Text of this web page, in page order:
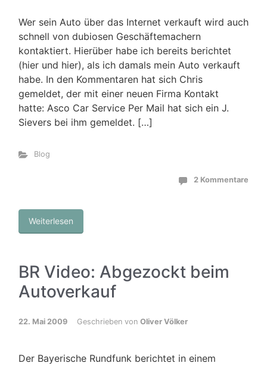
Wer sein Auto über das Internet verkauft wird auch
schnell von dubiosen Geschäftemachern
kontaktiert. Hierüber habe ich bereits berichtet
(hier und hier), als ich damals mein Auto verkauft
habe. In den Kommentaren hat sich Chris
gemeldet, der mit einer neuen Firma Kontakt
hatte: Asco Car Service Per Mail hat sich ein J.
Sievers bei ihm gemeldet. […]
Blog
2 Kommentare
Weiterlesen
BR Video: Abgezockt beim
Autoverkauf
22. Mai 2009 Geschrieben von Oliver Völker
Der Bayerische Rundfunk berichtet in einem